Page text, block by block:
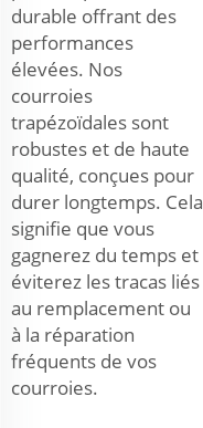
durable offrant des
performances
élevées. Nos
courroies
trapézoïdales sont
robustes et de haute
qualité, conçues pour
durer longtemps. Cela
signifie que vous
gagnerez du temps et
éviterez les tracas liés
au remplacement ou
à la réparation
fréquents de vos
courroies.